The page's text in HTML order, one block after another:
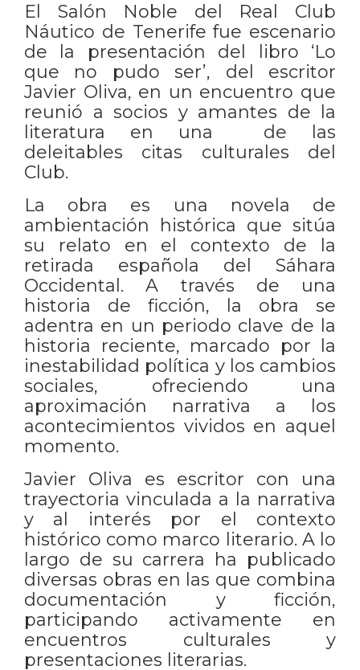
El Salón Noble del Real Club
Náutico de Tenerife fue escenario
de la presentación del libro ‘Lo
que no pudo ser’, del escritor
Javier Oliva, en un encuentro que
reunió a socios y amantes de la
literatura en una de las
deleitables citas culturales del
Club.
La obra es una novela de
ambientación histórica que sitúa
su relato en el contexto de la
retirada española del Sáhara
Occidental. A través de una
historia de ficción, la obra se
adentra en un periodo clave de la
historia reciente, marcado por la
inestabilidad política y los cambios
sociales, ofreciendo una
aproximación narrativa a los
acontecimientos vividos en aquel
momento.
Javier Oliva es escritor con una
trayectoria vinculada a la narrativa
y al interés por el contexto
histórico como marco literario. A lo
largo de su carrera ha publicado
diversas obras en las que combina
documentación y ficción,
participando activamente en
encuentros culturales y
presentaciones literarias.